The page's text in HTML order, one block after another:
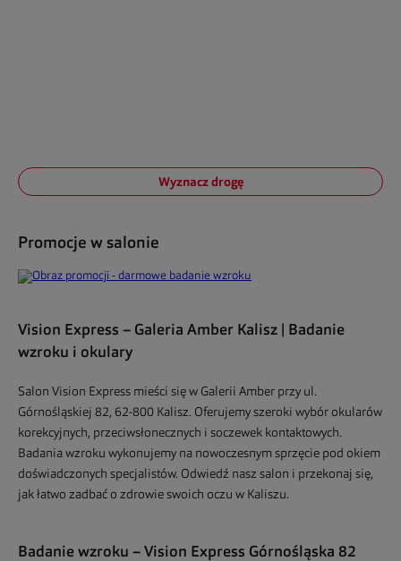
Wyznacz drogę
Promocje w salonie
Vision Express – Galeria Amber Kalisz | Badanie
wzroku i okulary
Salon Vision Express mieści się w Galerii Amber przy ul.
Górnośląskiej 82, 62-800 Kalisz. Oferujemy szeroki wybór okularów
korekcyjnych, przeciwsłonecznych i soczewek kontaktowych.
Badania wzroku wykonujemy na nowoczesnym sprzęcie pod okiem
doświadczonych specjalistów. Odwiedź nasz salon i przekonaj się,
jak łatwo zadbać o zdrowie swoich oczu w Kaliszu.
Badanie wzroku – Vision Express Górnośląska 82